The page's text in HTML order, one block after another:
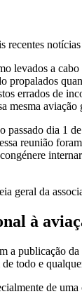
levados a
propalados
errados de
dia 1
reunião
geral da
à
publicação
todo e
de